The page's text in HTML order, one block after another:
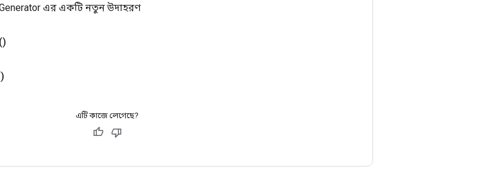
এর একটি নতুন উদাহরণ
()
এটি কাজে লেগেছে?